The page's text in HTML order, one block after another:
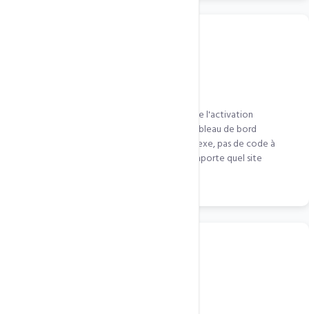
Le plugin LiteSpeed Cache WordPress intègre l'activation
QUIC.cloud en quelques clics depuis votre tableau de bord
WordPress. Pas de configuration DNS complexe, pas de code à
modifier. Actif en moins de 5 minutes sur n'importe quel site